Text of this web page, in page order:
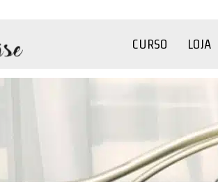
CURSO LOJA